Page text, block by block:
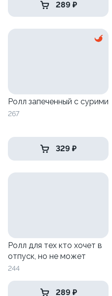
289 ₽
Ролл запеченный с сурими
267
329 ₽
Ролл для тех кто хочет в
отпуск, но не может
244
289 ₽